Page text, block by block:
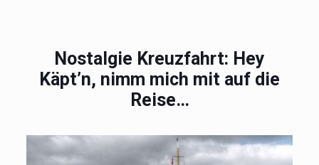
Nostalgie Kreuzfahrt: Hey
Käpt’n, nimm mich mit auf die
Reise…